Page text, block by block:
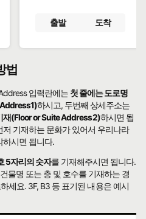
출발 도착
법
입력란에는 첫 줄에는 도로명
하시고, 두번째 상세주소는
재(Floor or Suite Address2)하시면 됩
기재하는 문화가 있어서 우리나라
하시면 됩니다.
5자리의 숫자를 기재해주시면 됩니다.
물명 또는 층 및 호수를 기재하는 경
세요. 3F, B3 등 표기된 내용은 예시